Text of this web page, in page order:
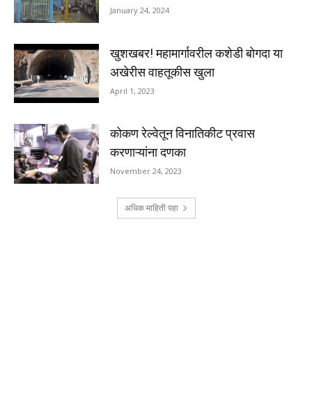
January 24, 2024
खुशखबर! महामार्गावरील कशेडी बोगदा या
अखेरीस वाहतूकीस खुला
April 1, 2023
कोकण रेल्वेतून विनातिकीट प्रवास
करणाऱ्यांना दणका
November 24, 2023
अधिक माहिती पहा